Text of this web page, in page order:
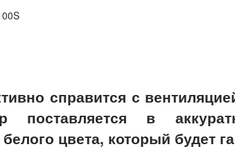
справится с
поставляется в
цвета, который будет